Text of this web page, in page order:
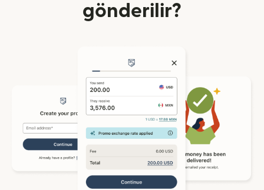
gönderilir?